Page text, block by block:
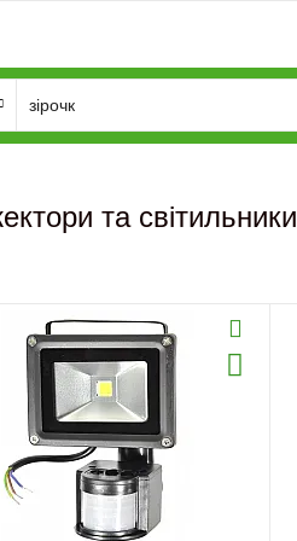
та світильники